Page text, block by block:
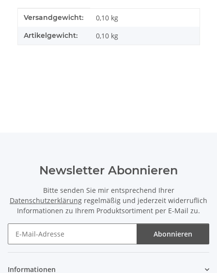
Produkteigenschaft
Wert
Versandgewicht: 0,10 kg
Artikelgewicht: 0,10 kg
Newsletter Abonnieren
Bitte senden Sie mir entsprechend Ihrer
Datenschutzerklärung regelmäßig und jederzeit widerruflich
Informationen zu Ihrem Produktsortiment per E-Mail zu.
Abonnieren
Informationen